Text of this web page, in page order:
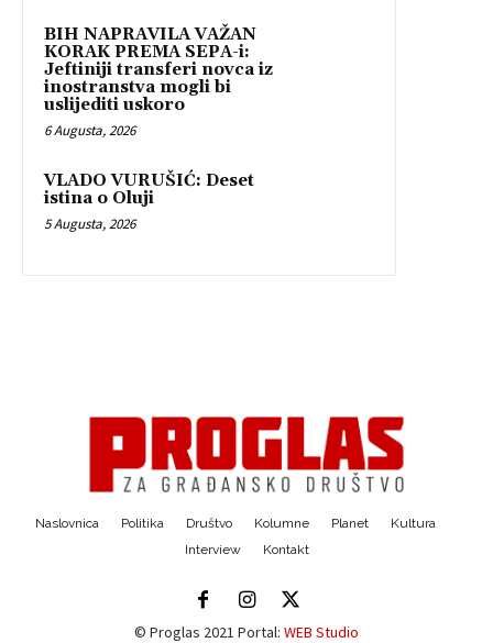
BIH NAPRAVILA VAŽAN
KORAK PREMA SEPA-i:
Jeftiniji transferi novca iz
inostranstva mogli bi
uslijediti uskoro
6 Augusta, 2026
VLADO VURUŠIĆ: Deset
istina o Oluji
5 Augusta, 2026
Naslovnica Politika Društvo Kolumne Planet
Kultura
Interview
Kontakt
© Proglas 2021 Portal: WEB Studio